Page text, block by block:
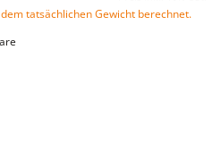
tatsächlichen Gewicht berechnet.